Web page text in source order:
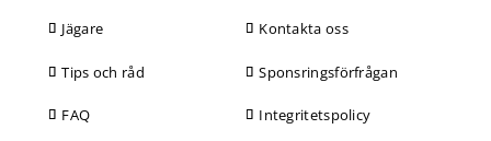
Jägare
Tips och råd
FAQ
Kontakta oss
Sponsringsförfrågan
Integritetspolicy